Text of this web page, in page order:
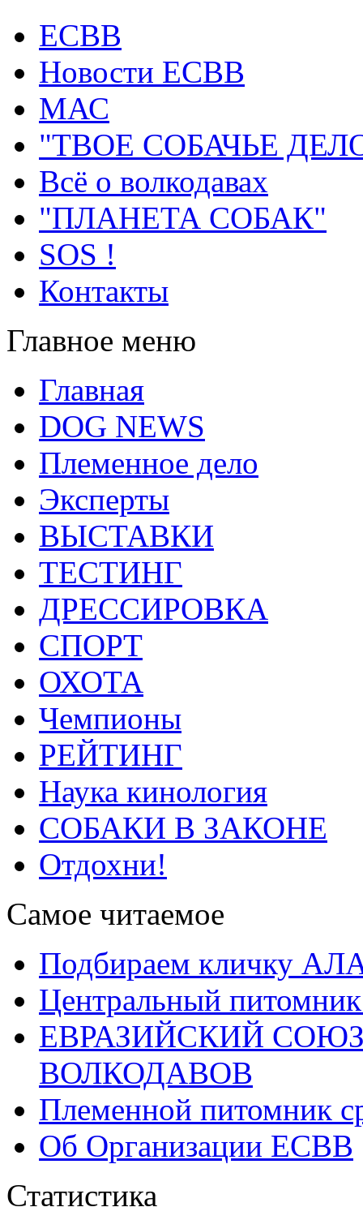
ECВB
Новости ЕСВВ
МАС
"ТВОЕ СОБАЧЬЕ
Всё о волкодавах
"ПЛАНЕТА СОБАК"
SOS !
Контакты
Главное меню
Главная
DOG NEWS
Племенное дело
Эксперты
ВЫСТАВКИ
ТЕСТИНГ
ДРЕССИРОВКА
СПОРТ
ОХОТА
Чемпионы
РЕЙТИНГ
Наука кинология
СОБАКИ В ЗАКОНЕ
Отдохни!
Самое читаемое
Подбираем кличку
Центральный
ЕВРАЗИЙСКИЙ
ВОЛКОДАВОВ
Племенной питомник
Об Организации ЕСВВ
Статистика